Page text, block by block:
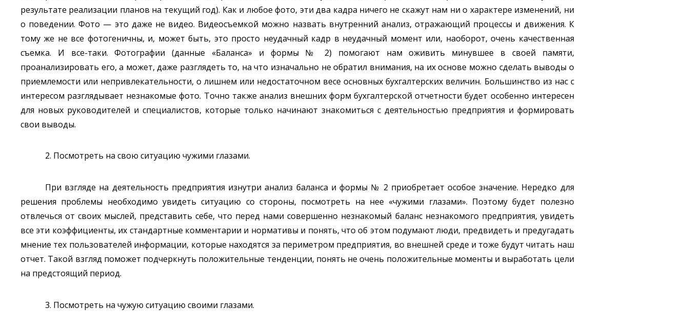
результате реализации планов на текущий год). Как и любое фото, эти два кадра ничего не скажут нам ни о характере изменений, ни
о поведении. Фото — это даже не видео. Видеосъемкой можно назвать внутренний анализ, отражающий процессы и движения. К
тому же не все фотогеничны, и, может быть, это просто неудачный кадр в неудачный момент или, наоборот, очень качественная
съемка. И все-таки. Фотографии (данные «Баланса» и формы № 2) помогают нам оживить минувшее в своей памяти,
проанализировать его, а может, даже разглядеть то, на что изначально не обратил внимания, на их основе можно сделать выводы о
приемлемости или непривлекательности, о лишнем или недостаточном весе основных бухгалтерских величин. Большинство из нас с
интересом разглядывает незнакомые фото. Точно также анализ внешних форм бухгалтерской отчетности будет особенно интересен
для новых руководителей и специалистов, которые только начинают знакомиться с деятельностью предприятия и формировать
свои выводы.
2. Посмотреть на свою ситуацию чужими глазами.
При взгляде на деятельность предприятия изнутри анализ баланса и формы № 2 приобретает особое значение. Нередко для
решения проблемы необходимо увидеть ситуацию со стороны, посмотреть на нее «чужими глазами». Поэтому будет полезно
отвлечься от своих мыслей, представить себе, что перед нами совершенно незнакомый баланс незнакомого предприятия, увидеть
все эти коэффициенты, их стандартные комментарии и нормативы и понять, что об этом подумают люди, предвидеть и предугадать
мнение тех пользователей информации, которые находятся за периметром предприятия, во внешней среде и тоже будут читать наш
отчет. Такой взгляд поможет подчеркнуть положительные тенденции, понять не очень положительные моменты и выработать цели
на предстоящий период.
3. Посмотреть на чужую ситуацию своими глазами.